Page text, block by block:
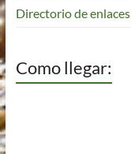
Directorio de enlaces
Como llegar: